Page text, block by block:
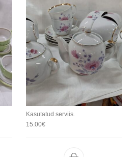
Kasutatud serviis.
15.00€